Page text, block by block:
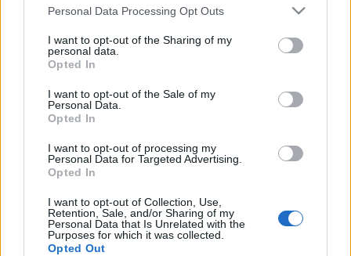
Please note that this website/app uses one or more Google
not limited to your visit or usage behaviour. You may click to
grant or deny consent to Google and its third-party tags to
use your data for below specified purposes in below Google
consent section.
Personal Data Processing Opt Outs
I want to opt-out of the Sharing of my
personal data.
Opted In
I want to opt-out of the Sale of my
Personal Data.
Opted In
I want to opt-out of processing my
Personal Data for Targeted Advertising.
Opted In
I want to opt-out of Collection, Use,
Retention, Sale, and/or Sharing of my
Personal Data that Is Unrelated with the
Purposes for which it was collected.
Opted Out
25., csütörtök éjfélig várják az
edu@katonaszinhaz.hu
email címre. (Ezen a címen
jegyigényeket nem fogadnak, csak
színházpedagógiai regisztrációkat. A minimum
A program résztvevőit szeptember 27-én délután 17
órakor várják a színház főbejáratánál.
Az előadást követő feldolgozó foglalkozás 22:00 óra
körül ér majd véget.